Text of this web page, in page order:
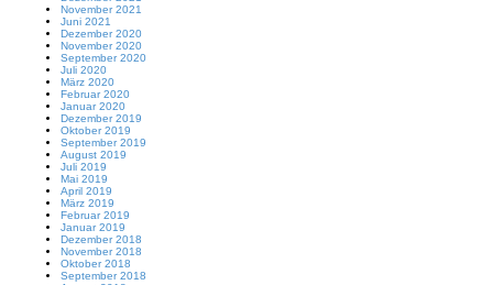
November 2021
Juni 2021
Dezember 2020
November 2020
September 2020
Juli 2020
März 2020
Februar 2020
Januar 2020
Dezember 2019
Oktober 2019
September 2019
August 2019
Juli 2019
Mai 2019
April 2019
März 2019
Februar 2019
Januar 2019
Dezember 2018
November 2018
Oktober 2018
September 2018